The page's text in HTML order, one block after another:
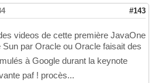
#143
videos de cette première JavaOne
Sun par Oracle ou Oracle faisait des
à Google durant la keynote
paf ! procès...